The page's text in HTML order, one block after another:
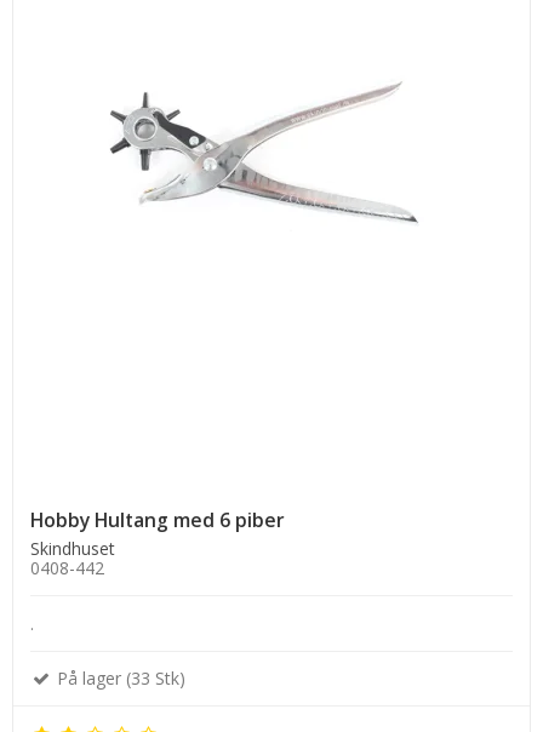
Hobby Hultang med 6 piber
Skindhuset
0408-442
.
På lager (33 Stk)